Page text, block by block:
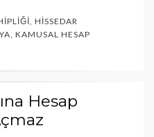
, HISSEDAR
, KAMUSAL HESAP
Hesap